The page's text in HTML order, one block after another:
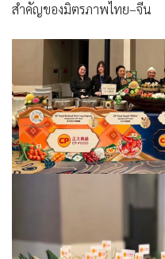
สำคัญของมิตรภาพไทย–จีน